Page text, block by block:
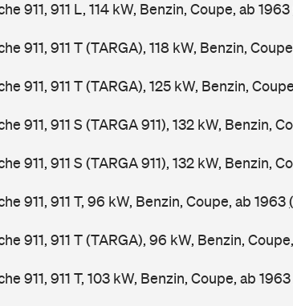
911, 911 L, 114 kW, Benzin, Coupe, ab 1963
911, 911 T (TARGA), 118 kW, Benzin,
911, 911 T (TARGA), 125 kW, Benzin,
911, 911 S (TARGA 911), 132 kW, Benzin,
911, 911 S (TARGA 911), 132 kW, Benzin,
911, 911 T, 96 kW, Benzin, Coupe, ab 1963
911, 911 T (TARGA), 96 kW, Benzin,
911, 911 T, 103 kW, Benzin, Coupe, ab 1963